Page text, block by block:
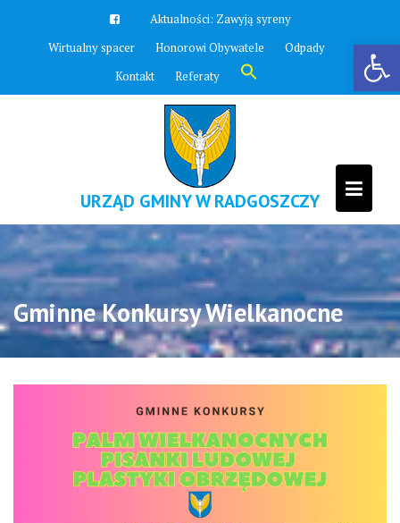
Otwórz pasek narzędzi
Aktualności: Zawyją syreny
Wirtualny spacer
Honorowi Obywatele
Odpady
Kontakt
Referaty Search
for:
Search Button
URZĄD GMINY W RADGOSZCZY
Gminne Konkursy Wielkanocne